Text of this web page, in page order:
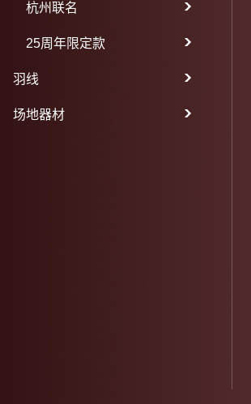
杭州联名
25周年限定款
羽线
场地器材